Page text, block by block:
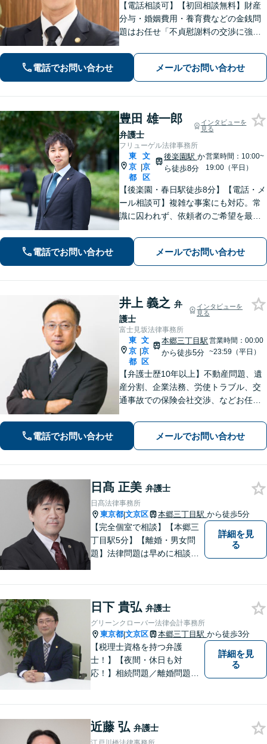
【電話相談可】【初回相談無料】財産
分与・婚姻費用・養育費などの金銭問
題はお任せ「不貞慰謝料の交渉に強
く交渉し、依頼者さまに有利な解決を
目指す「遺言書で万全な生前対策」
【休日・夜間相談あり】【水道橋駅1
分】
電話でお問い合わせ メールでお問い合わせ
豊田 雄一郎
弁護士
インタビューを
見る
フリューゲル法律事務所
東
京
都
|
文
京
区
後楽園駅 か
ら徒歩8分
営業時間：10:00~
19:00（平日）
【後楽園・春日駅徒歩8分】【電話・メ
ール相談可】複雑な事案にも対応。常
識に囚われず、依頼者のご希望を最優
業法務】企業間・企業内のトラブルは
お任せください。安心して経営に集中
できる環境を整えます。【初回相談無
料】
電話でお問い合わせ メールでお問い合わせ
井上 義之 弁
護士
インタビューを
見る
富士見坂法律事務所
東
京
都
|
文
京
区
本郷三丁目駅
から徒歩5分
営業時間：00:00
~23:59（平日）
【弁護士歴10年以上】不動産問題、遺
産分割、企業法務、労使トラブル、交
通事故での保険会社交渉、などお任せ
ラブル解決へ導きます。【税理士や不
動産鑑定士など連携】【水道橋／本郷
三丁目駅から5分】
電話でお問い合わせ メールでお問い合わせ
日髙 正美 弁護士
日髙法律事務所
東京都|文京区 本郷三丁目駅 から徒歩5分
【完全個室で相談】【本郷三
丁目駅5分】【離婚・男女問
題】法律問題は早めに相談す
えている問題が、弁護士に相
談していい内容なのかわから
ないという方も、ぜひご相談
ください。
詳細を見
る
日下 貴弘 弁護士
グリーンクローバー法律会計事務所
東京都|文京区 本郷三丁目駅 から徒歩3分
【税理士資格を持つ弁護
士！】【夜間・休日も対
応！】相続問題／離婚問題／
に歩みながら、問題解決のお
手伝いをいたします。初回相
詳細を見
る
近藤 弘 弁護士